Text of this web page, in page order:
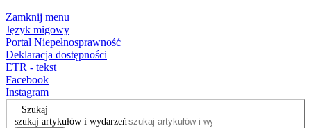
Zamknij menu
Język migowy
Portal Niepełnosprawność
Deklaracja dostępności
ETR - tekst
Facebook
Instagram
Szukaj
szukaj artykułów i wydarzeń